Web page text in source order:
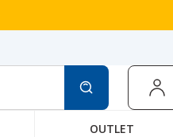
OUTLET